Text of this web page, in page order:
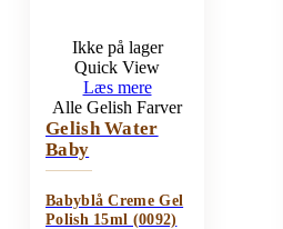
Ikke på lager
Quick View
Læs mere
Alle Gelish Farver
Gelish Water
Baby
Babyblå Creme Gel
Polish 15ml (0092)